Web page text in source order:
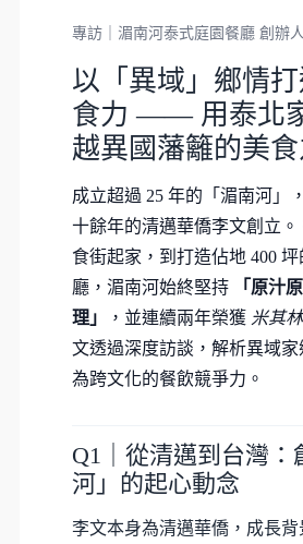
專訪｜湄南河泰式庭園餐廳 創辦
以「異域」鄉情
食力 —— 用泰北
越異國藩籬的美
成立超過 25 年的「湄南河」
十餘年的清邁華僑李文創立
食街起家，到打造佔地 400
廳，湄南河始終堅持
「原汁
理」
，並連續兩年榮獲 米其
文透過深度訪談，解析異域
為跨文化的餐飲競爭力。
Q1｜從清邁到台灣：
河」的起心動念
李文本身為清邁華僑，成長